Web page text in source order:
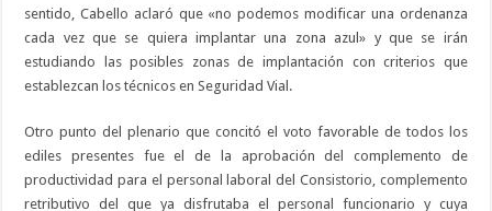
sentido, Cabello aclaró que «no podemos modificar una ordenanza
cada vez que se quiera implantar una zona azul» y que se irán
estudiando las posibles zonas de implantación con criterios que
establezcan los técnicos en Seguridad Vial.
Otro punto del plenario que concitó el voto favorable de todos los
ediles presentes fue el de la aprobación del complemento de
productividad para el personal laboral del Consistorio, complemento
retributivo del que ya disfrutaba el personal funcionario y cuya